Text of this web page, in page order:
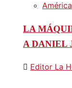
LA
A DANIEL
Editor La